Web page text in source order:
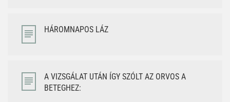
HÁROMNAPOS LÁZ
A VIZSGÁLAT UTÁN ÍGY SZÓLT AZ ORVOS A
BETEGHEZ: